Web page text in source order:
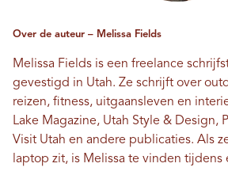
Over de auteur – Melissa Fields
Melissa Fields is een freelance
gevestigd in Utah. Ze schrijft over
reizen, fitness, uitgaansleven en
Lake Magazine, Utah Style & Design,
Visit Utah en andere publicaties. Als
laptop zit, is Melissa te vinden